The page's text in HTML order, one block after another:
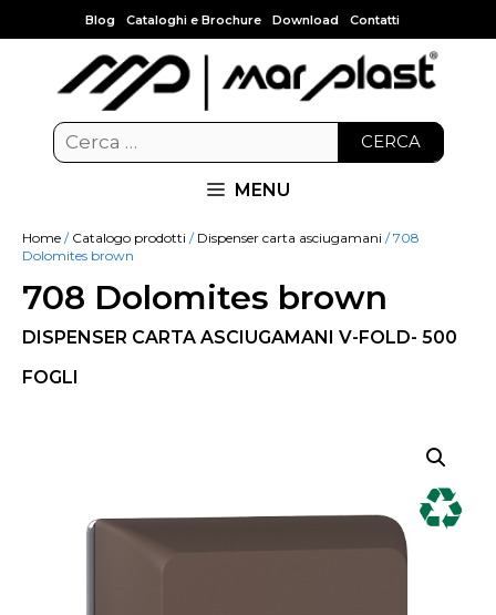
Blog Cataloghi e Brochure Download Contatti
CERCA
MENU
Home / Catalogo prodotti / Dispenser carta asciugamani / 708
Dolomites brown
708 Dolomites brown
DISPENSER CARTA ASCIUGAMANI V-FOLD- 500
FOGLI